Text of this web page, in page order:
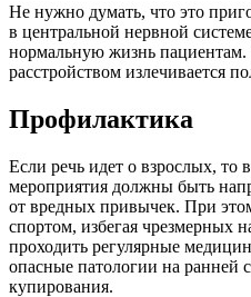
Не нужно думать, что это
в центральной нервной
нормальную жизнь пациентам.
расстройством излечивается
Профилактика
Если речь идет о взрослых, то
мероприятия должны быть
от вредных привычек. При
спортом, избегая чрезмерных
проходить регулярные
опасные патологии на ранней
купирования.